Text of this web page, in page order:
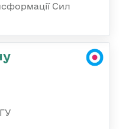
Сил